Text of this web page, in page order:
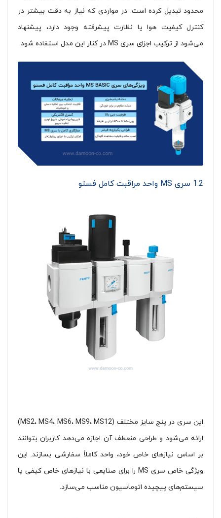
محدود تبدیل کرده است. در مواردی که نیاز به دقت بیشتر در
کنترل کیفیت هوا یا نظارت پیشرفته وجود دارد، پیشنهاد
می‌شود از ترکیب اجزای سری MS در کنار این مدل استفاده شود.
1.2 سری MS واحد مراقبت کامل فستو
این سری در پنج سایز مختلف (MS2، MS4، MS6، MS9، MS12)
ارائه می‌شود و طراحی منعطف آن اجازه می‌دهد کاربران بتوانند
بر اساس نیازهای خاص خود، واحد کاملاً سفارشی بسازند. این
ویژگی خاص سری MS را برای صنایعی با نیازهای خاص کیفی یا
سیستم‌های پیچیده اتوماسیون مناسب می‌سازد.